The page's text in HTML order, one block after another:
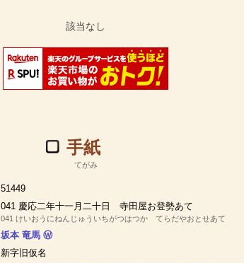
手紙
てがみ
51449
041 慶応二年十一月二十日 寺田屋お登勢あて
041 けいおうにねんじゅういちがつはつか てらだやおとせあて
坂本 竜馬 Ⓦ
新字旧仮名